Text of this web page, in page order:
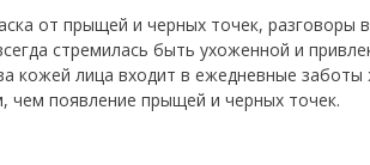
от прыщей и черных точек, разговоры
стремилась быть ухоженной и
кожей лица входит в ежедневные
чем появление прыщей и черных точек.